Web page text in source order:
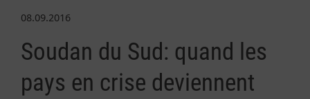
08.09.2016
Soudan du Sud: quand les
pays en crise deviennent